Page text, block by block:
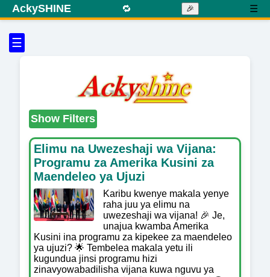
☰
AckySHINE 🔁 🎉 ☰
Show Filters
Elimu na Uwezeshaji wa Vijana:
Programu za Amerika Kusini za
Maendeleo ya Ujuzi
Karibu kwenye makala yenye
raha juu ya elimu na
uwezeshaji wa vijana! 🎉 Je,
unajua kwamba Amerika
Kusini ina programu za kipekee za maendeleo
ya ujuzi? 🌟 Tembelea makala yetu ili
kugundua jinsi programu hizi
zinavyowabadilisha vijana kuwa nguvu ya